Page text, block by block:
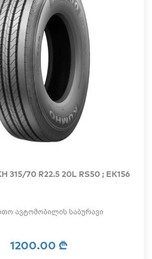
315/70 R22.5 20L RS50 ; EK156
ავტომობილის საბურავი
1200.00 ₾